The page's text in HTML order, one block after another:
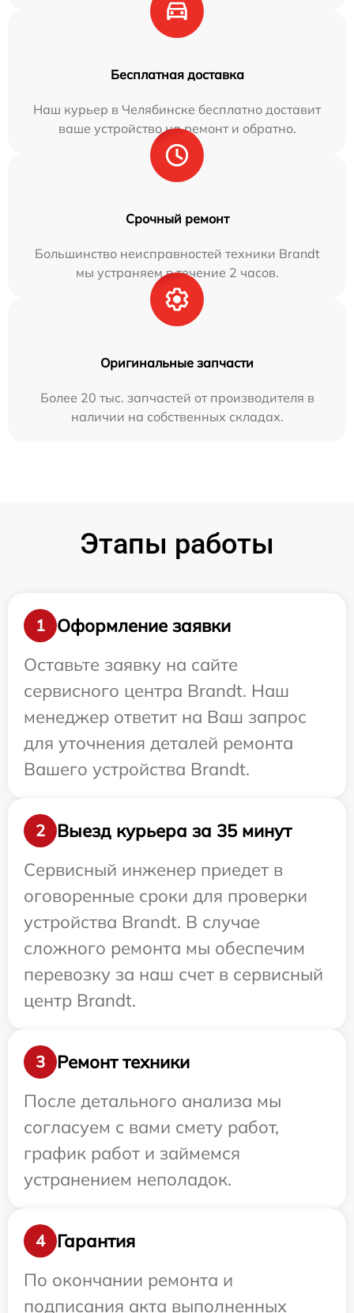
Бесплатная доставка
Наш курьер в Челябинске бесплатно доставит
ваше устройство на ремонт и обратно.
Срочный ремонт
Большинство неисправностей техники Brandt
мы устраняем в течение 2 часов.
Оригинальные запчасти
Более 20 тыс. запчастей от производителя в
наличии на собственных складах.
Этапы работы
1
Оформление заявки
Оставьте заявку на сайте
сервисного центра Brandt. Наш
менеджер ответит на Ваш запрос
для уточнения деталей ремонта
Вашего устройства Brandt.
2
Выезд курьера за 35 минут
Сервисный инженер приедет в
оговоренные сроки для проверки
устройства Brandt. В случае
сложного ремонта мы обеспечим
перевозку за наш счет в сервисный
центр Brandt.
3
Ремонт техники
После детального анализа мы
согласуем с вами смету работ,
график работ и займемся
устранением неполадок.
4
Гарантия
По окончании ремонта и
подписания акта выполненных